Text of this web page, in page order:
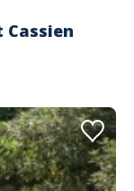
Cassien